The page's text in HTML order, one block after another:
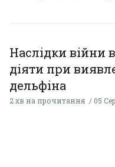
Наслідки війни
діяти при
дельфіна
2 хв на прочитання 05